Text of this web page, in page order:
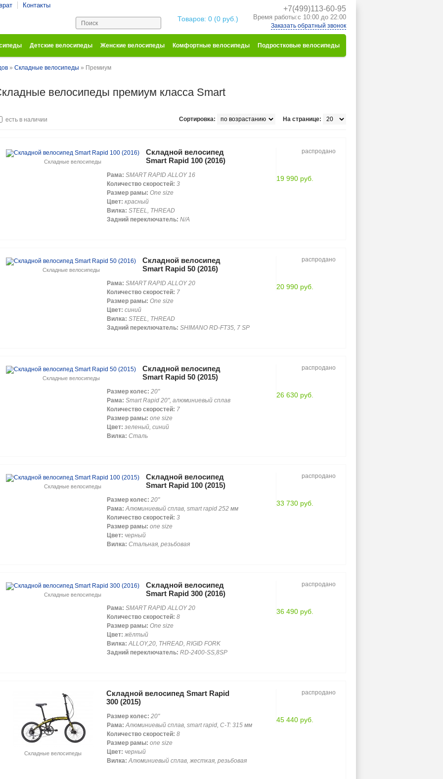
Контакты
Товаров: 0 (0 руб.)
+7(499)113-60-95
Время работы:с 10:00 до 22:00
Заказать обратный звонок
Детские велосипеды Женские велосипеды Комфортные велосипеды Подростковые велосипеды
» Складные велосипеды » Премиум
велосипеды премиум класса Smart
есть в наличии На странице:
Сортировка:
19 990 руб.
распродано
Складные велосипеды
Складной велосипед
Smart Rapid 100 (2016)
Рама: SMART RAPID ALLOY 16
Количество скоростей: 3
Размер рамы: One size
Цвет: красный
Вилка: STEEL, THREAD
Задний переключатель: N/A
20 990 руб.
распродано
Складные велосипеды
Складной велосипед
Smart Rapid 50 (2016)
Рама: SMART RAPID ALLOY 20
Количество скоростей: 7
Размер рамы: One size
Цвет: синий
Вилка: STEEL, THREAD
Задний переключатель: SHIMANO RD-FT35, 7 SP
26 630 руб.
распродано
Складные велосипеды
Складной велосипед
Smart Rapid 50 (2015)
Размер колес: 20"
Рама: Smart Rapid 20", алюминиевый сплав
Количество скоростей: 7
Размер рамы: one size
Цвет: зеленый, синий
Вилка: Сталь
33 730 руб.
распродано
Складные велосипеды
Складной велосипед
Smart Rapid 100 (2015)
Размер колес: 20"
Рама: Алюминиевый сплав, smart rapid 252 мм
Количество скоростей: 3
Размер рамы: one size
Цвет: черный
Вилка: Стальная, резьбовая
36 490 руб.
распродано
Складные велосипеды
Складной велосипед
Smart Rapid 300 (2016)
Рама: SMART RAPID ALLOY 20
Количество скоростей: 8
Размер рамы: One size
Цвет: жёлтый
Вилка: ALLOY,20, THREAD, RIGID FORK
Задний переключатель: RD-2400-SS,8SP
45 440 руб.
распродано
Складные велосипеды
Складной велосипед Smart Rapid
300 (2015)
Размер колес: 20"
Рама: Алюминиевый сплав, smart rapid, C-T: 315 мм
Количество скоростей: 8
Размер рамы: one size
Цвет: черный
Вилка: Алюминиевый сплав, жесткая, резьбовая